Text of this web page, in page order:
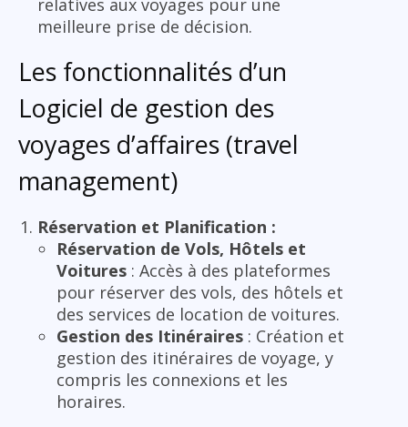
meilleure prise de décision.
Les fonctionnalités d’un
Logiciel de gestion des
voyages d’affaires (travel
management)
Réservation et Planification :
Réservation de Vols, Hôtels et
Voitures : Accès à des plateformes
pour réserver des vols, des hôtels et
des services de location de voitures.
Gestion des Itinéraires : Création et
gestion des itinéraires de voyage, y
compris les connexions et les
horaires.